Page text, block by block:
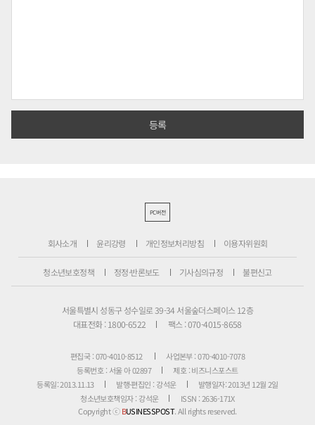
PC버전
회사소개 윤리강령 개인정보처리방침 이용자위원회
청소년보호정책 정정·반론보도 기사심의규정 불편신고
서울특별시 성동구 성수일로 39-34 서울숲더스페이스 12층
대표전화 : 1800-6522
팩스 : 070-4015-8658
편집국 : 070-4010-8512
사업본부 : 070-4010-7078
등록번호 : 서울 아 02897
제호 : 비즈니스포스트
등록일: 2013.11.13
발행·편집인 : 강석운
발행일자: 2013년 12월 2일
청소년보호책임자 : 강석운
ISSN : 2636-171X
Copyright ⓒBUSINESSPOST. All rights reserved.